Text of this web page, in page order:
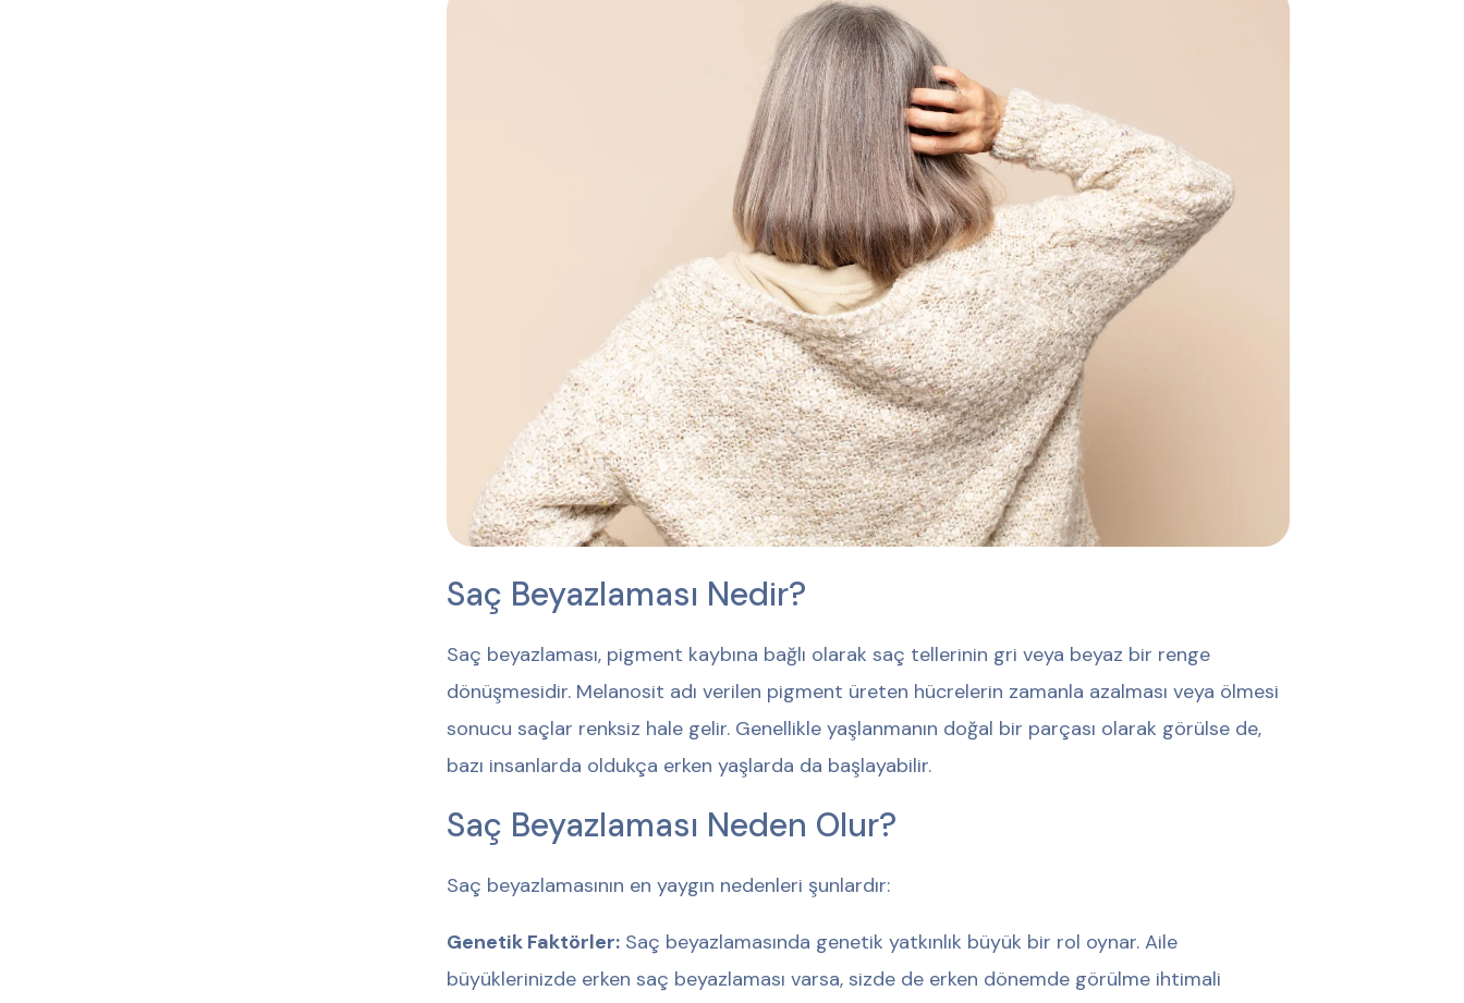
Saç Beyazlaması Nedir?
Saç beyazlaması, pigment kaybına bağlı olarak saç tellerinin gri veya beyaz bir renge
dönüşmesidir. Melanosit adı verilen pigment üreten hücrelerin zamanla azalması veya ölmesi
sonucu saçlar renksiz hale gelir. Genellikle yaşlanmanın doğal bir parçası olarak görülse de,
bazı insanlarda oldukça erken yaşlarda da başlayabilir.
Saç Beyazlaması Neden Olur?
Saç beyazlamasının en yaygın nedenleri şunlardır:
Genetik Faktörler:Saç beyazlamasında genetik yatkınlık büyük bir rol oynar. Aile
büyüklerinizde erken saç beyazlaması varsa, sizde de erken dönemde görülme ihtimali